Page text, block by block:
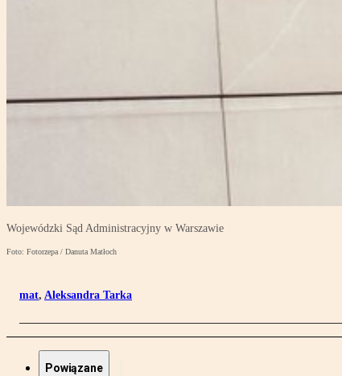
Wojewódzki Sąd Administracyjny w Warszawie
Foto: Fotorzepa / Danuta Matłoch
mat, Aleksandra Tarka
Powiązane